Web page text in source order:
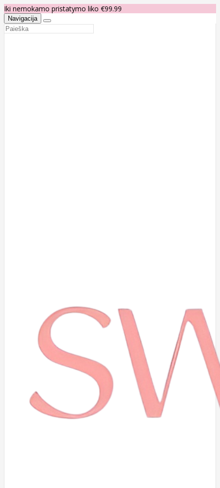
Iki nemokamo pristatymo liko €99.99
Navigacija